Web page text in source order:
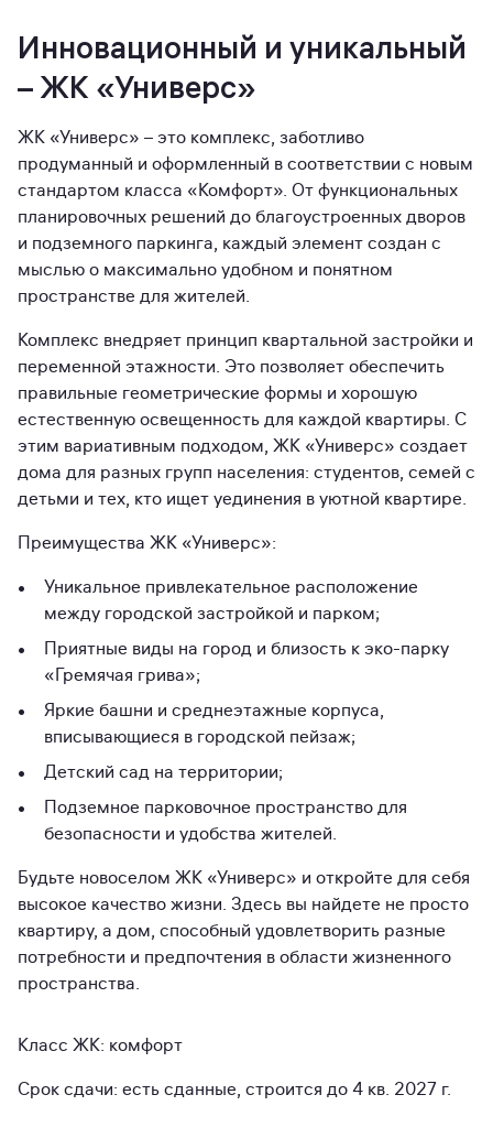
Инновационный и уникальный
– ЖК «Универс»
ЖК «Универс» – это комплекс, заботливо
продуманный и оформленный в соответствии с новым
стандартом класса «Комфорт». От функциональных
планировочных решений до благоустроенных дворов
и подземного паркинга, каждый элемент создан с
мыслью о максимально удобном и понятном
пространстве для жителей.
Комплекс внедряет принцип квартальной застройки и
переменной этажности. Это позволяет обеспечить
правильные геометрические формы и хорошую
естественную освещенность для каждой квартиры. С
этим вариативным подходом, ЖК «Универс» создает
дома для разных групп населения: студентов, семей с
детьми и тех, кто ищет уединения в уютной квартире.
Преимущества ЖК «Универс»:
Уникальное привлекательное расположение
между городской застройкой и парком;
Приятные виды на город и близость к эко-парку
«Гремячая грива»;
Яркие башни и среднеэтажные корпуса,
вписывающиеся в городской пейзаж;
Детский сад на территории;
Подземное парковочное пространство для
безопасности и удобства жителей.
Будьте новоселом ЖК «Универс» и откройте для себя
высокое качество жизни. Здесь вы найдете не просто
квартиру, а дом, способный удовлетворить разные
потребности и предпочтения в области жизненного
пространства.
Класс ЖК: комфорт
Срок сдачи: есть сданные, строится до 4 кв. 2027 г.